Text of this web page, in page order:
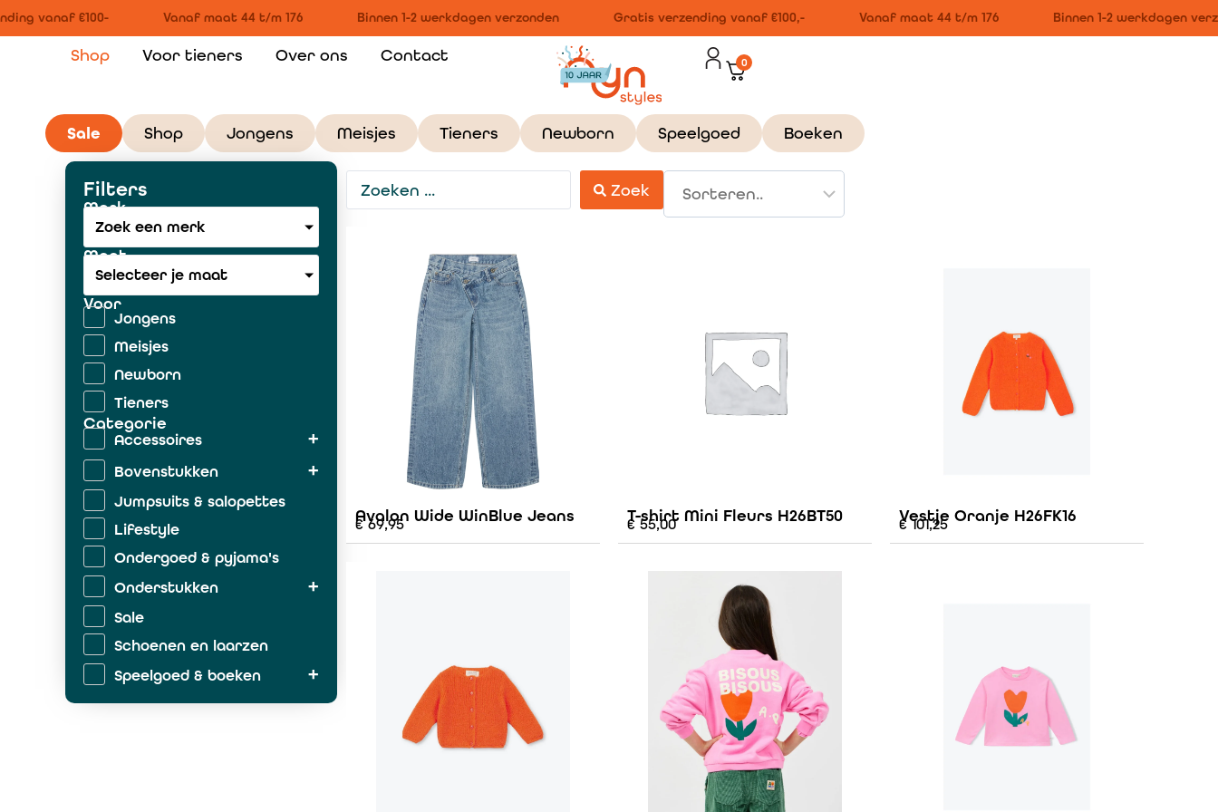
vanaf €100- Vanaf maat 44 t/m 176 Binnen 1-2 werkdagen verzonden Gratis verzending vanaf €100,- Vanaf maat 44 t/m 176 Binnen 1-2 werkdagen
Shop Voor tieners Over ons Contact 0
Sale Shop Jongens Meisjes Tieners Newborn Speelgoed Boeken
Filters
Merk
Zoek een merk
Maat
Selecteer je maat
Voor
Jongens
Meisjes
Newborn
Tieners
Categorie
Accessoires
Bovenstukken
Jumpsuits & salopettes
Lifestyle
Ondergoed & pyjama's
Onderstukken
Sale
Schoenen en laarzen
Speelgoed & boeken
Zwemkleding
Zoek
Avalon Wide WinBlue Jeans
€69,95 T-shirt Mini Fleurs H26BT50
€ 55,00 Vestje Oranje H26FK16
€101,25